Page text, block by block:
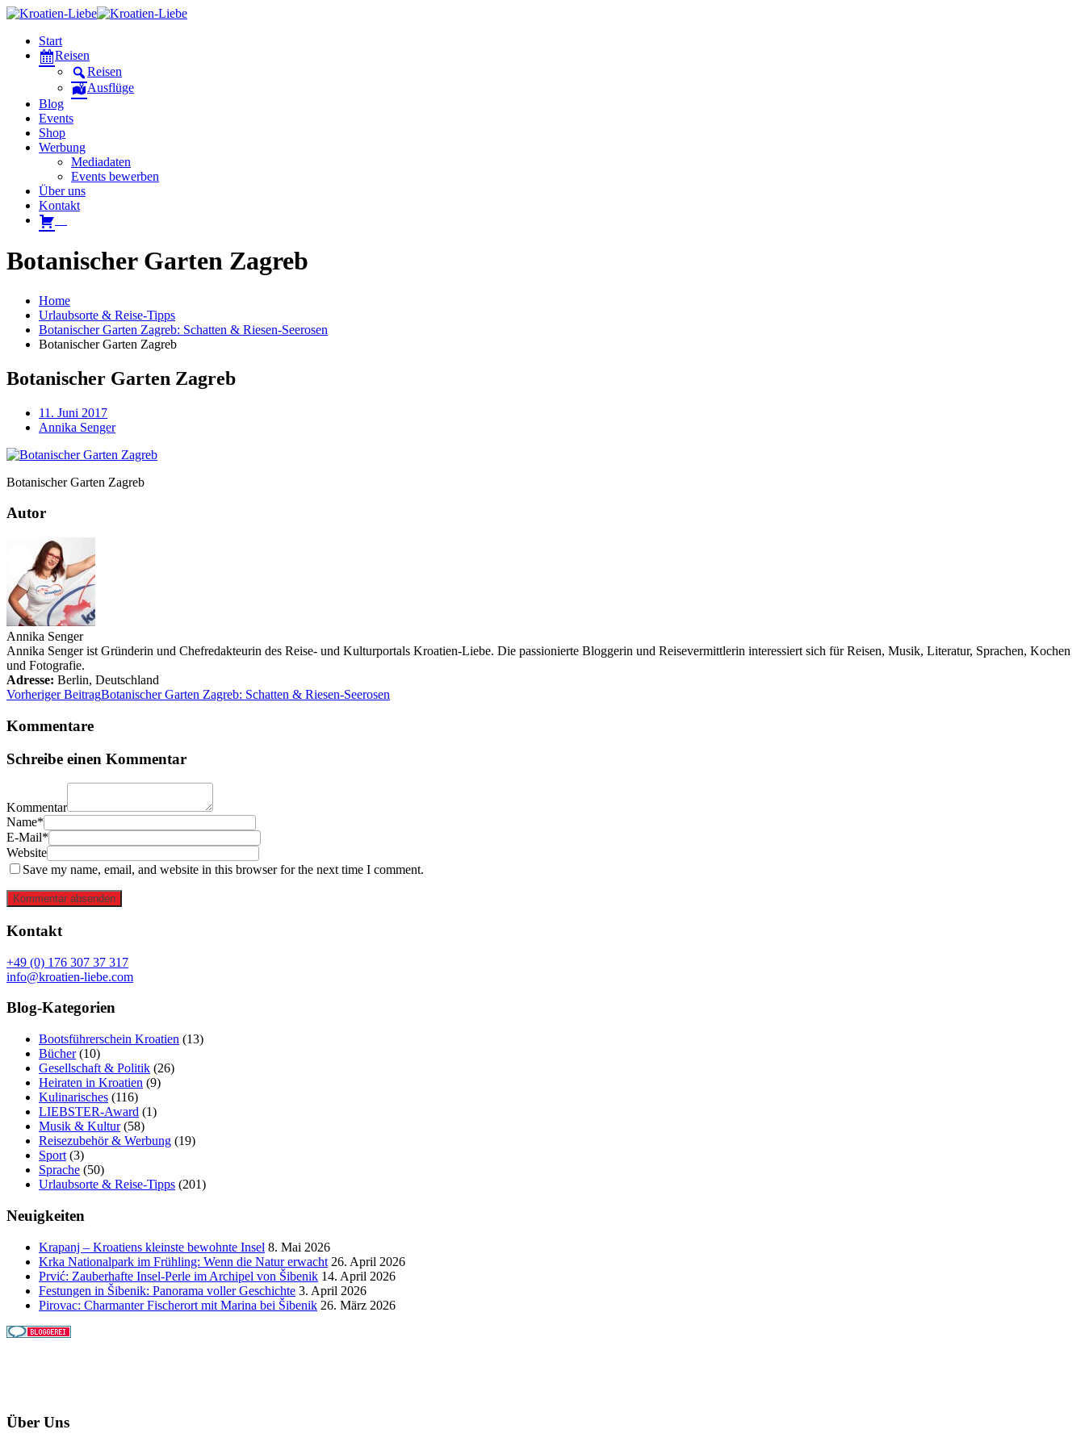
Start
Reisen
Reisen
Ausflüge
Blog
Events
Shop
Werbung
Mediadaten
Events bewerben
Über uns
Kontakt
Botanischer Garten Zagreb
Home
Urlaubsorte & Reise-Tipps
Botanischer Garten Zagreb: Schatten & Riesen-Seerosen
Botanischer Garten Zagreb
Botanischer Garten Zagreb
11. Juni 2017
Annika Senger
Botanischer Garten Zagreb
Autor
Annika Senger
Annika Senger ist Gründerin und Chefredakteurin des Reise- und Kulturportals Kroatien-Liebe. Die passionierte Bloggerin und Reisevermittlerin interessiert sich für Reisen, Musik, Literatur, Sprachen, Kochen
und Fotografie.
Adresse: Berlin, Deutschland
Vorheriger BeitragBotanischer Garten Zagreb: Schatten & Riesen-Seerosen
Kommentare
Schreibe einen Kommentar
Kommentar
Name*
E-Mail*
Website
Save my name, email, and website in this browser for the next time I comment.
Kommentar absenden
Kontakt
+49 (0) 176 307 37 317
info@kroatien-liebe.com
Blog-Kategorien
Bootsführerschein Kroatien (13)
Bücher(10)
Gesellschaft & Politik (26)
Heiraten in Kroatien (9)
Kulinarisches (116)
LIEBSTER-Award (1)
Musik & Kultur(58)
Reisezubehör & Werbung (19)
Sport (3)
Sprache (50)
Urlaubsorte & Reise-Tipps (201)
Neuigkeiten
Krapanj – Kroatiens kleinste bewohnte Insel 8. Mai 2026
Krka Nationalpark im Frühling: Wenn die Natur erwacht 26. April 2026
Prvić: Zauberhafte Insel-Perle im Archipel von Šibenik 14. April 2026
Festungen in Šibenik: Panorama voller Geschichte 3. April 2026
Pirovac: Charmanter Fischerort mit Marina bei Šibenik 26. März 2026
Über Uns